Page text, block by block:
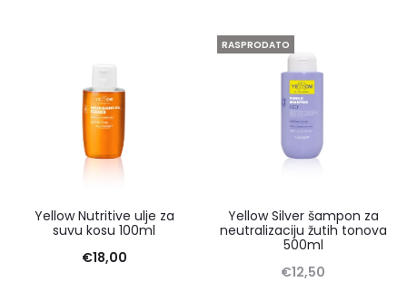
Yellow Nutritive ulje za
suvu kosu 100ml
€18,00
RASPRODATO
Yellow Silver šampon za
neutralizaciju žutih tonova
500ml
€12,50